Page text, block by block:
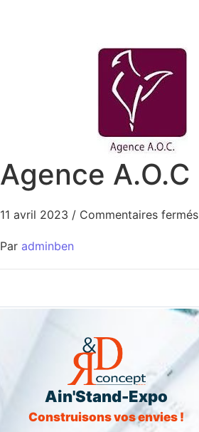
Agence A.O.C
11 avril 2023 / Commentaires fermés
Par adminben
Ain'Stand-Expo
Construisons vos envies !